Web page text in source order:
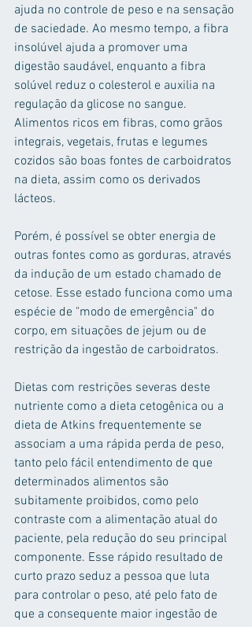
ajuda no controle de peso e na sensação
de saciedade. Ao mesmo tempo, a fibra
insolúvel ajuda a promover uma
digestão saudável, enquanto a fibra
solúvel reduz o colesterol e auxilia na
regulação da glicose no sangue.
Alimentos ricos em fibras, como grãos
integrais, vegetais, frutas e legumes
cozidos são boas fontes de carboidratos
na dieta, assim como os derivados
lácteos.
Porém, é possível se obter energia de
outras fontes como as gorduras, através
da indução de um estado chamado de
cetose. Esse estado funciona como uma
espécie de "modo de emergência" do
corpo, em situações de jejum ou de
restrição da ingestão de carboidratos.
Dietas com restrições severas deste
nutriente como a dieta cetogênica ou a
dieta de Atkins frequentemente se
associam a uma rápida perda de peso,
tanto pelo fácil entendimento de que
determinados alimentos são
subitamente proibidos, como pelo
contraste com a alimentação atual do
paciente, pela redução do seu principal
componente. Esse rápido resultado de
curto prazo seduz a pessoa que luta
para controlar o peso, até pelo fato de
que a consequente maior ingestão de